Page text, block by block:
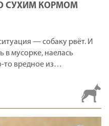
СУХИМ КОРМОМ
— собаку рвёт. И
в мусорке, наелась
то вредное из…